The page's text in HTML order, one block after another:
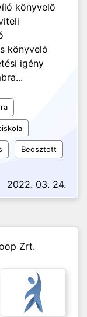
könyvelő
könyvelő
igény
Beosztott
2022. 03. 24.
Zrt.